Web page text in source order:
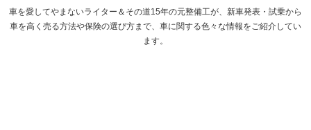
車を愛してやまないライター＆その道15年の元整備工が、新車発表・試乗から
車を高く売る方法や保険の選び方まで、車に関する色々な情報をご紹介してい
ます。